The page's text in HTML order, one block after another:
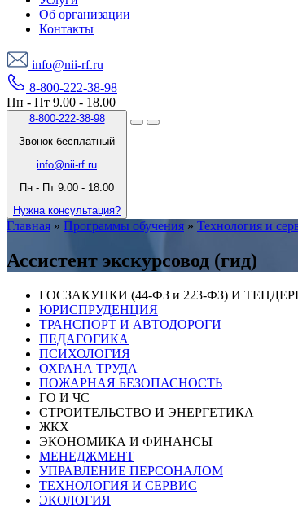
Об организации
Контакты
info@nii-rf.ru
8-800-222-38-98
Пн - Пт 9.00 - 18.00
8-800-222-38-98
Звонок бесплатный
info@nii-rf.ru
Пн - Пт 9.00 - 18.00
Нужна консультация?
Главная » Программы обучения » Технология и
Ассистент экскурсовод (гид)
ГОСЗАКУПКИ (44-ФЗ и 223-ФЗ) И
ЮРИСПРУДЕНЦИЯ
ТРАНСПОРТ И АВТОДОРОГИ
ПЕДАГОГИКА
ПСИХОЛОГИЯ
ОХРАНА ТРУДА
ПОЖАРНАЯ БЕЗОПАСНОСТЬ
ГО И ЧС
СТРОИТЕЛЬСТВО И ЭНЕРГЕТИКА
ЖКХ
ЭКОНОМИКА И ФИНАНСЫ
МЕНЕДЖМЕНТ
УПРАВЛЕНИЕ ПЕРСОНАЛОМ
ТЕХНОЛОГИЯ И СЕРВИС
ЭКОЛОГИЯ